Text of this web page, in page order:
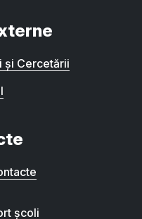
și Cercetării
școli